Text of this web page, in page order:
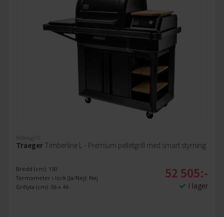
Pelletsgrill
Traeger Timberline L - Premium pelletgrill med smart styrning
Bredd (cm): 150
Termometer i lock (Ja/Nej): Nej
Grillyta (cm): 56 x 46
52 505:-
I lager